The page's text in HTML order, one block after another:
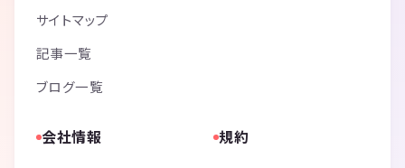
サイトマップ
記事一覧
ブログ一覧
会社情報 規約